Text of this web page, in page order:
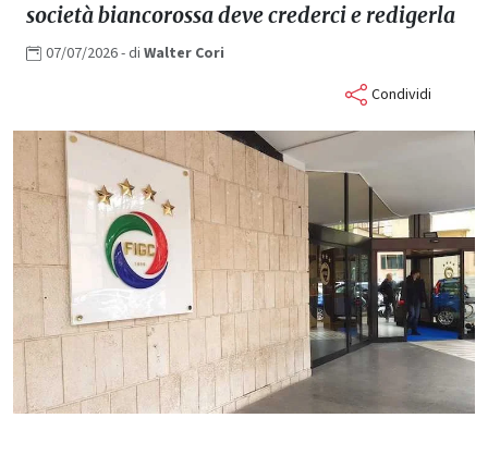
società biancorossa deve crederci e redigerla
07/07/2026- di Walter Cori
Condividi